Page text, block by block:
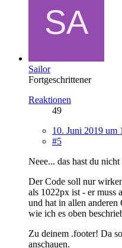
Sailor
Fortgeschrittener
Reaktionen
49
10. Juni 2019 um
#5
Neee... das hast du
Der Code soll nur
als 1022px ist - er muss
und hat in allen anderen
wie ich es oben
Zu deinem .footer! Da
anschauen.